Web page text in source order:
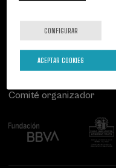
Curso de verano (20)
Actividad gratuita (7)
Programas especiales
Cursos para Tod@s (8)
Síguenos
Comité organizador
CONFIGURAR
ACEPTAR COOKIES